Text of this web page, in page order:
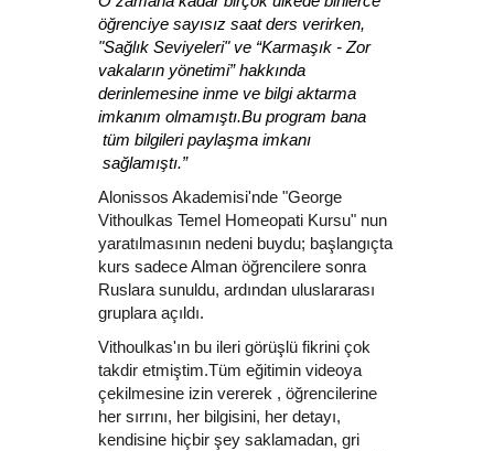
öğrenciye sayısız saat ders verirken,
"Sağlık Seviyeleri" ve “Karmaşık - Zor
vakaların yönetimi” hakkında
derinlemesine inme ve bilgi aktarma
imkanım olmamıştı.Bu program bana
tüm bilgileri paylaşma imkanı
sağlamıştı.”
Alonissos Akademisi'nde "George
Vithoulkas Temel Homeopati Kursu" nun
yaratılmasının nedeni buydu; başlangıçta
kurs sadece Alman öğrencilere sonra
Ruslara sunuldu, ardından uluslararası
gruplara açıldı.
Vithoulkas'ın bu ileri görüşlü fikrini çok
takdir etmiştim.Tüm eğitimin videoya
çekilmesine izin vererek , öğrencilerine
her sırrını, her bilgisini, her detayı,
kendisine hiçbir şey saklamadan, gri